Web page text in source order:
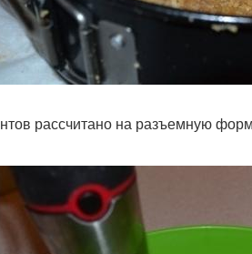
рассчитано на разъемную